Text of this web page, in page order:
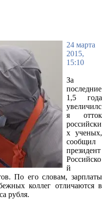
24 марта
2015,
15:10
За
последние
1,5 года
увеличилс
я отток
российски
х ученых,
сообщил
президент
Российско
й
По его словам, зарплаты
коллег отличаются в
рубля.